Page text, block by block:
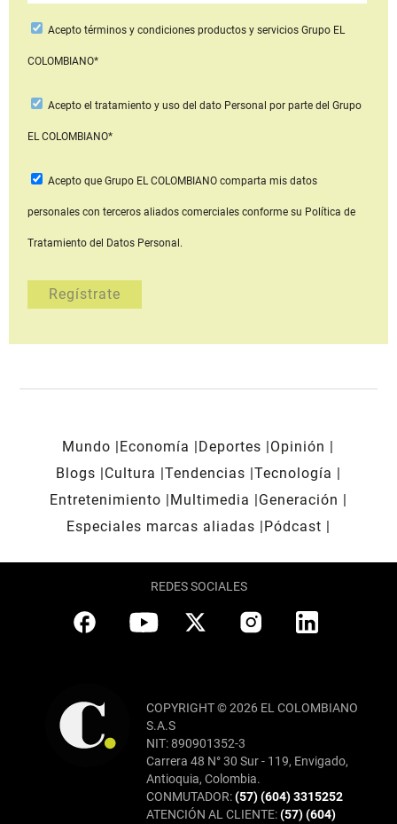
Aceptotérminos y condiciones productos y serviciosGrupo EL
COLOMBIANO*
Acepto el tratamiento y uso del dato Personal por parte del Grupo
EL COLOMBIANO*
Acepto que Grupo EL COLOMBIANOcomparta mis datos
personales con terceros aliados comerciales conforme su Política de
Tratamiento del Datos Personal.
Mundo Economía Deportes
Opinión
Blogs
Cultura Tendencias Tecnología
Entretenimiento
Multimedia
Generación
Especiales marcas aliadas
Pódcast
REDES SOCIALES
COPYRIGHT © 2026 EL COLOMBIANO
S.A.S
NIT: 890901352-3
Carrera 48 N° 30 Sur - 119, Envigado,
Antioquia, Colombia.
CONMUTADOR:(57) (604) 3315252
ATENCIÓN AL CLIENTE:(57) (604)